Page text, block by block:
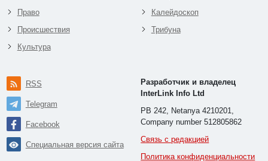
Право
Происшествия
Культура
Калейдоскоп
Трибуна
RSS
Telegram
Facebook
Специальная версия сайта
Разработчик и владелец
InterLink Info Ltd
PB 242, Netanya 4210201,
Company number 512805862
Связь с редакцией
Политика конфиденциальности